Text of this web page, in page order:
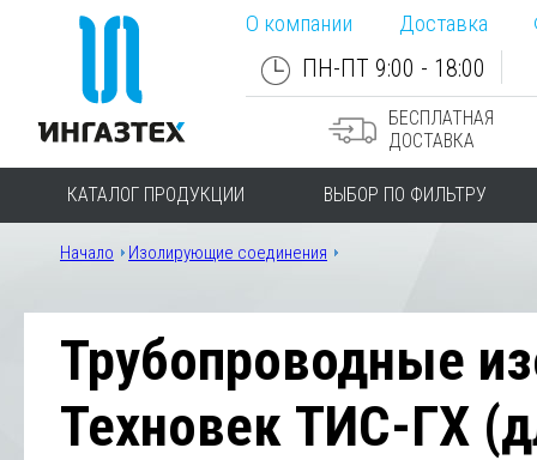
О компании Доставка
ПН-ПТ 9:00 - 18:00
БЕСПЛАТНАЯ
ДОСТАВКА
КАТАЛОГ ПРОДУКЦИИ ВЫБОР ПО ФИЛЬТРУ
Начало Изолирующие соединения
Трубопроводные
Техновек ТИС-ГХ